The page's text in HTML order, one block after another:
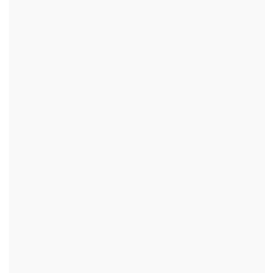
man sett påverkar de
medverkar till att styra vår
Hitintills är det dock inte
mätt detta utan man har
– Studierna som har gjorts